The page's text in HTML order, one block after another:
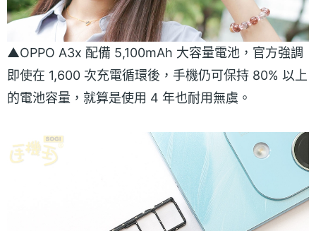
▲OPPO A3x 配備 5,100mAh 大容量電池，官方強調
即使在 1,600 次充電循環後，手機仍可保持 80% 以上
的電池容量，就算是使用 4 年也耐用無虞。